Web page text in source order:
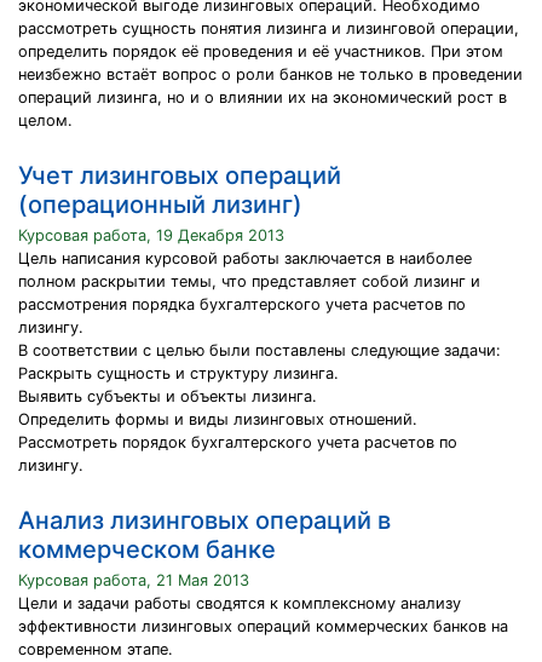
экономической выгоде лизинговых операций. Необходимо
рассмотреть сущность понятия лизинга и лизинговой операции,
определить порядок её проведения и её участников. При этом
неизбежно встаёт вопрос о роли банков не только в проведении
операций лизинга, но и о влиянии их на экономический рост в
целом.
Учет лизинговых операций
(операционный лизинг)
Курсовая работа, 19 Декабря 2013
Цель написания курсовой работы заключается в наиболее
полном раскрытии темы, что представляет собой лизинг и
рассмотрения порядка бухгалтерского учета расчетов по
лизингу.
В соответствии с целью были поставлены следующие задачи:
Раскрыть сущность и структуру лизинга.
Выявить субъекты и объекты лизинга.
Определить формы и виды лизинговых отношений.
Рассмотреть порядок бухгалтерского учета расчетов по
лизингу.
Анализ лизинговых операций в
коммерческом банке
Курсовая работа, 21 Мая 2013
Цели и задачи работы сводятся к комплексному анализу
эффективности лизинговых операций коммерческих банков на
современном этапе.